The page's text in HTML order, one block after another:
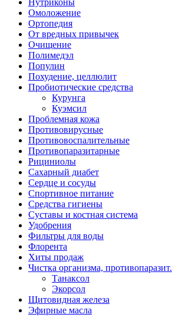
Омоложение
Ортопедия
От вредных привычек
Очищение
Полимедэл
Популин
Похудение, целлюлит
Пробиотические средства
Курунга
Куэмсил
Проблемная кожа
Противовирусные
Противовоспалительные
Противопаразитарные
Рициниолы
Сахарный диабет
Сердце и сосуды
Спортивное питание
Средства гигиены
Суставы и костная система
Удобрения
Фильтры для воды
Флорента
Хиты продаж
Чистка организма, противопаразит.
Танаксол
Экорсол
Щитовидная железа
Эфирные масла